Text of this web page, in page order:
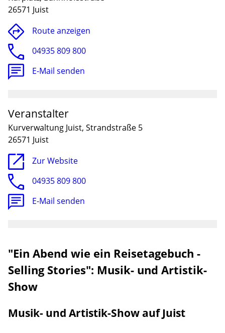
"Ein Abend wie ein Reisetagebuch -
Selling Stories": Musik- und Artistik-
Show
Musik- und Artistik-Show auf Juist
26571 Juist
Route anzeigen
04935 809 800
E-Mail senden
Veranstalter
Kurverwaltung Juist, Strandstraße 5
26571 Juist
Zur Website
04935 809 800
E-Mail senden